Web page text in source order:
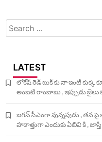
Search
for:
LATEST
లోకేష్ రెడ్ బుక్ కు నా ఇంటి
అంబటి రాంబాబు , ఇప్పుడు జైలు
జగన్ సీఎంగా వున్నపుడు , తన
హఠాత్తుగా ఎందుకు ఏబివి కి ,